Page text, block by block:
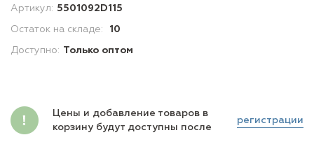
Артикул: 5501092D115
Остаток на складе: 10
Доступно: Только оптом
Цены и добавление товаров в
корзину будут доступны после
регистрации